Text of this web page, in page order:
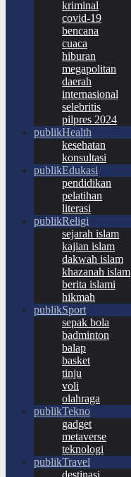
kriminal
covid-19
bencana
cuaca
hiburan
megapolitan
daerah
internasional
selebritis
pilpres 2024
publikHealth
kesehatan
konsultasi
publikEdukasi
pendidikan
pelatihan
literasi
publikReligi
sejarah islam
kajian islam
dakwah islam
khazanah islam
berita islami
hikmah
publikSport
sepak bola
badminton
balap
basket
tinju
voli
olahraga
publikTekno
gadget
metaverse
teknologi
publikTravel
destinasi